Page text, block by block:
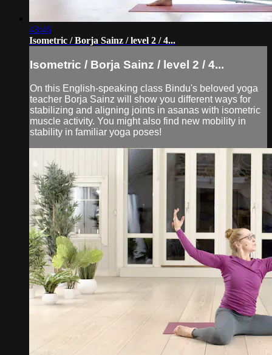
43:46
Isometric / Borja Sainz / level 2 / 4...
Isometric / Borja Sainz / level 2 / 4...
On this English-speaking class Bindu's beloved yoga
teacher Borja Sainz will show you different ways for
stabilizing and aligning joints in asanas with isometric
muscle activity. You might also find new mobility in
stability in familiar yoga poses!